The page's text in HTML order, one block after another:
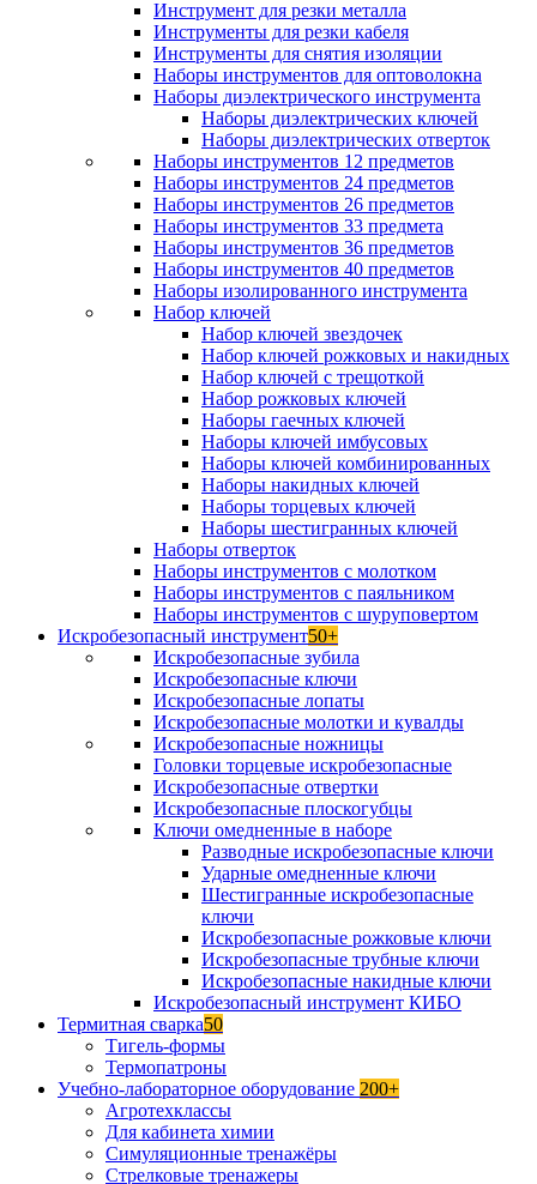
Инструмент для резки металла
Инструменты для резки кабеля
Инструменты для снятия изоляции
Наборы инструментов для оптоволокна
Наборы диэлектрического инструмента
Наборы диэлектрических ключей
Наборы диэлектрических отверток
Наборы инструментов 12 предметов
Наборы инструментов 24 предметов
Наборы инструментов 26 предметов
Наборы инструментов 33 предмета
Наборы инструментов 36 предметов
Наборы инструментов 40 предметов
Наборы изолированного инструмента
Набор ключей
Набор ключей звездочек
Набор ключей рожковых и накидных
Набор ключей с трещоткой
Набор рожковых ключей
Наборы гаечных ключей
Наборы ключей имбусовых
Наборы ключей комбинированных
Наборы накидных ключей
Наборы торцевых ключей
Наборы шестигранных ключей
Наборы отверток
Наборы инструментов с молотком
Наборы инструментов с паяльником
Наборы инструментов с шуруповертом
Искробезопасный инструмент50+
Искробезопасные зубила
Искробезопасные ключи
Искробезопасные лопаты
Искробезопасные молотки и кувалды
Искробезопасные ножницы
Головки торцевые искробезопасные
Искробезопасные отвертки
Искробезопасные плоскогубцы
Ключи омедненные в наборе
Разводные искробезопасные ключи
Ударные омедненные ключи
Шестигранные искробезопасные
ключи
Искробезопасные рожковые ключи
Искробезопасные трубные ключи
Искробезопасные накидные ключи
Искробезопасный инструмент КИБО
Термитная сварка50
Тигель-формы
Термопатроны
Учебно-лабораторное оборудование 200+
Агротехклассы
Для кабинета химии
Симуляционные тренажёры
Стрелковые тренажеры